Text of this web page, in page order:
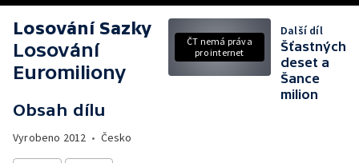
Losování Sazky
Losování
Euromiliony
Obsah dílu
Vyrobeno 2012 • Česko
ČT nemá práva
pro internet
Další díl
Šťastných
deset a
Šance
milion